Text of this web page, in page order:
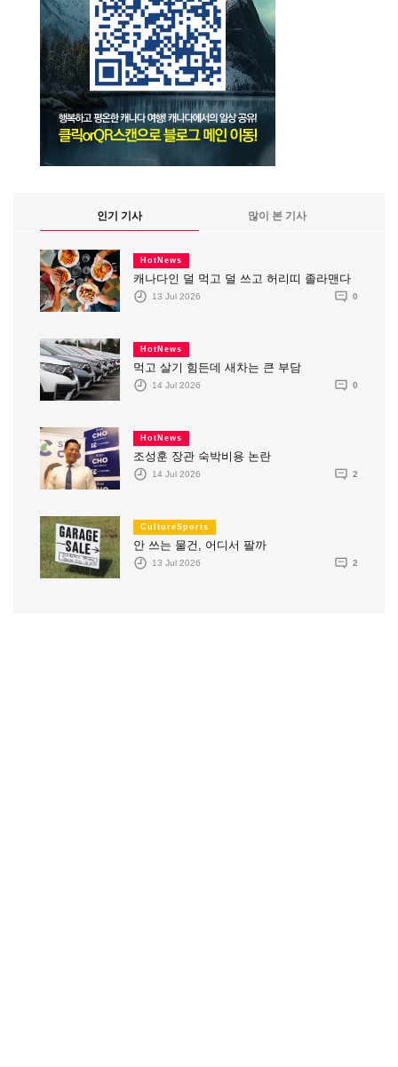
인기 기사 많이 본 기사
HotNews
캐나다인 덜 먹고 덜 쓰고 허리띠 졸라맨다
13 Jul 2026 0
HotNews
먹고 살기 힘든데 새차는 큰 부담
14 Jul 2026 0
HotNews
조성훈 장관 숙박비용 논란
14 Jul 2026 2
CultureSports
안 쓰는 물건, 어디서 팔까
13 Jul 2026 2